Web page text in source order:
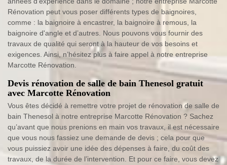
Rénovation peut vous poser différents types de baignoires,
comme : la baignoire à encastrer, la baignoire à remous, la
baignoire d'angle et d’autres. Nous pouvons vous fournir des
travaux de qualité qui seront à la hauteur de vos besoins et
exigences. Ainsi, n’hésitez plus à faire appel à notre entreprise
Marcotte Rénovation.
Devis rénovation de salle de bain Thenesol gratuit
avec Marcotte Rénovation
Vous êtes décidé à remettre votre projet de rénovation de salle de
bain Thenesol à notre entreprise Marcotte Rénovation ? Sachez
qu’avant que nous prenions en main vos travaux, il est nécessaire
que vous nous fassiez une demande de devis ; cela pour que
vous puissiez avoir une idée des dépenses à faire, du coût des
travaux, de la durée de l’intervention. Et pour ce faire, vous devez